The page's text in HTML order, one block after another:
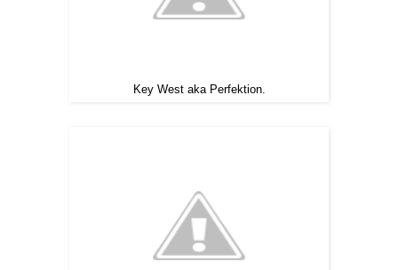
Key West aka Perfektion.